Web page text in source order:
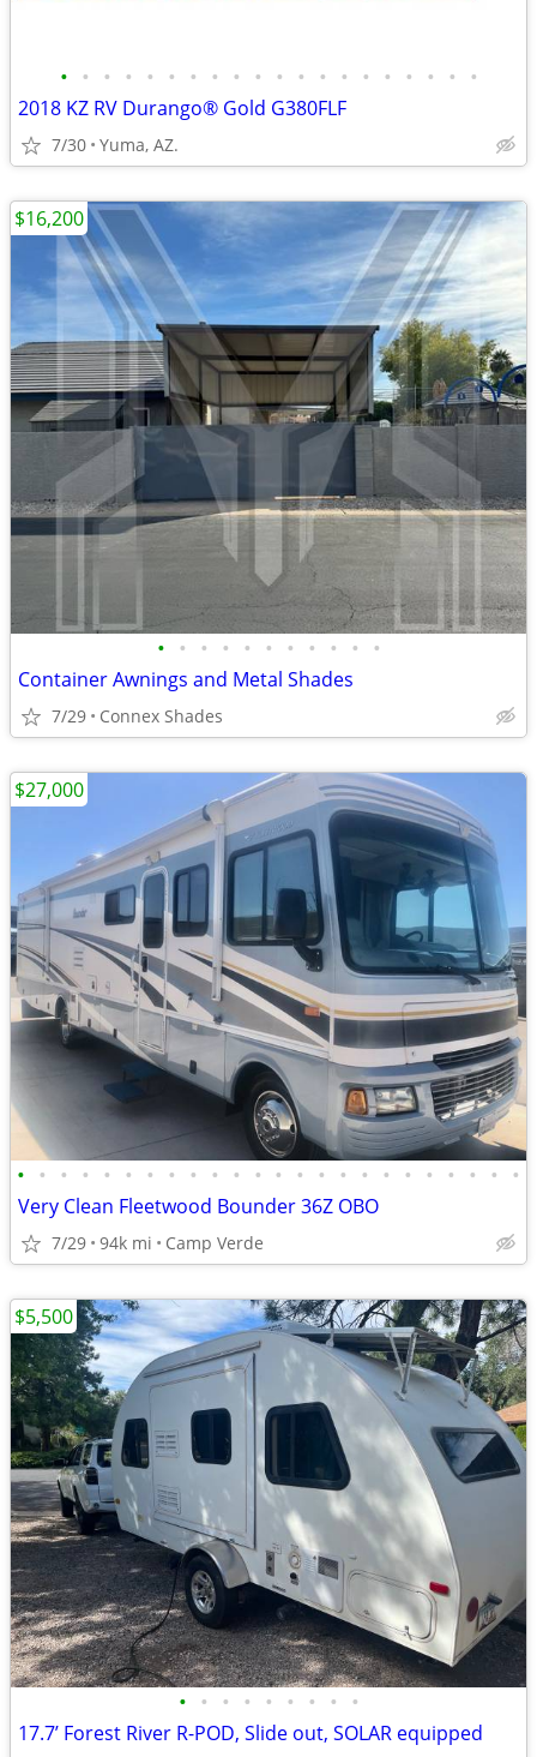
• • • • • • • • • • • • • • • • • • • •
2018 KZ RV Durango® Gold G380FLF
7/30 Yuma, AZ.
• • • • • • • • • • •
Container Awnings and Metal Shades
7/29 Connex Shades
$16,200
• • • • • • • • • • • • • • • • • • • • • • • •
Very Clean Fleetwood Bounder 36Z OBO
7/29 94k mi Camp Verde
$27,000
• • • • • • • • •
17.7’ Forest River R-POD, Slide out, SOLAR equipped
$5,500